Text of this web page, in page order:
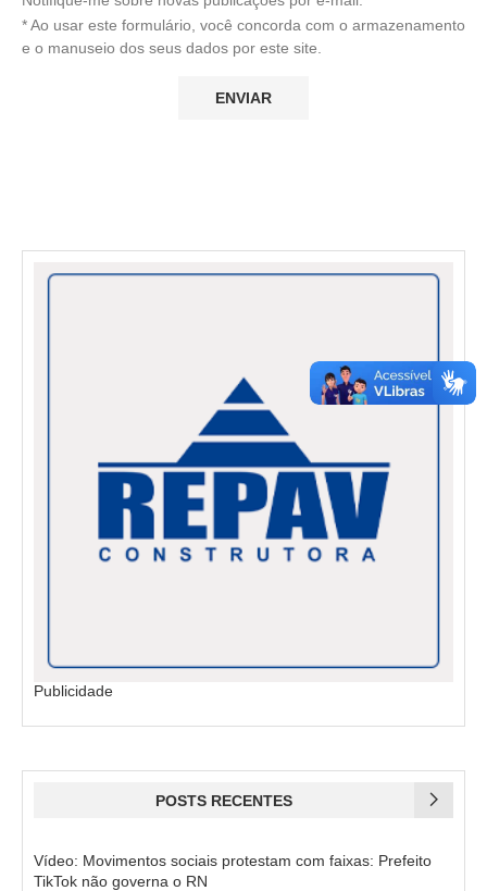
* Ao usar este formulário, você concorda com o armazenamento
e o manuseio dos seus dados por este site.
Publicidade
POSTS RECENTES
Vídeo: Movimentos sociais protestam com faixas: Prefeito
TikTok não governa o RN